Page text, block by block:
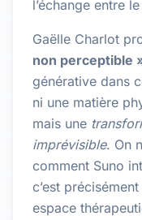
l’échange entre
Gaëlle Charlot
non perceptible
générative dans
ni une matière
mais une
imprévisible. On
comment Suno
c’est
espace